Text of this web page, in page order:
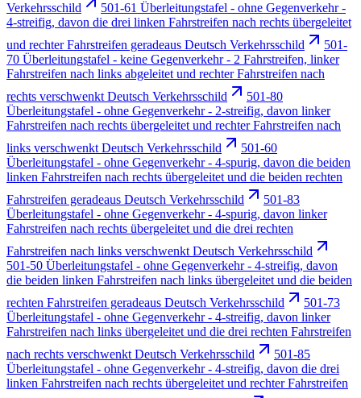
Verkehrsschild
501-61 Überleitungstafel - ohne Gegenverkehr -
4-streifig, davon die drei linken Fahrstreifen nach rechts übergeleitet
und rechter Fahrstreifen geradeaus Deutsch Verkehrsschild
501-
70 Überleitungstafel - keine Gegenverkehr - 2 Fahrstreifen, linker
Fahrstreifen nach links abgeleitet und rechter Fahrstreifen nach
rechts verschwenkt Deutsch Verkehrsschild
501-80
Überleitungstafel - ohne Gegenverkehr - 2-streifig, davon linker
Fahrstreifen nach rechts übergeleitet und rechter Fahrstreifen nach
links verschwenkt Deutsch Verkehrsschild
501-60
Überleitungstafel - ohne Gegenverkehr - 4-spurig, davon die beiden
linken Fahrstreifen nach rechts übergeleitet und die beiden rechten
Fahrstreifen geradeaus Deutsch Verkehrsschild
501-83
Überleitungstafel - ohne Gegenverkehr - 4-spurig, davon linker
Fahrstreifen nach rechts übergeleitet und die drei rechten
Fahrstreifen nach links verschwenkt Deutsch Verkehrsschild
501-50 Überleitungstafel - ohne Gegenverkehr - 4-streifig, davon
die beiden linken Fahrstreifen nach links übergeleitet und die beiden
rechten Fahrstreifen geradeaus Deutsch Verkehrsschild
501-73
Überleitungstafel - ohne Gegenverkehr - 4-streifig, davon linker
Fahrstreifen nach links übergeleitet und die drei rechten Fahrstreifen
nach rechts verschwenkt Deutsch Verkehrsschild
501-85
Überleitungstafel - ohne Gegenverkehr - 4-streifig, davon die drei
linken Fahrstreifen nach rechts übergeleitet und rechter Fahrstreifen